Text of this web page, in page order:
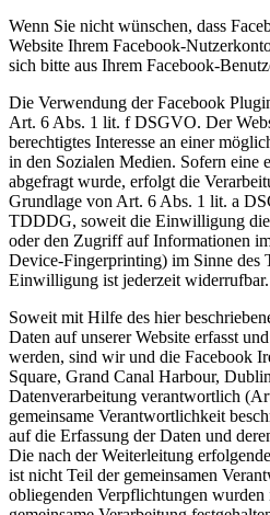
Wenn Sie nicht wünschen, dass
Website Ihrem Facebook-
sich bitte aus Ihrem Facebook-
Die Verwendung der Facebook
Art. 6 Abs. 1 lit. f DSGVO. Der
berechtigtes Interesse an einer
in den Sozialen Medien. Sofern eine
abgefragt wurde, erfolgt die
Grundlage von Art. 6 Abs. 1 lit. a
TDDDG, soweit die Einwilligung
oder den Zugriff auf Informationen
Device-Fingerprinting) im Sinne
Einwilligung ist jederzeit widerrufbar.
Soweit mit Hilfe des hier
Daten auf unserer Website erfasst
werden, sind wir und die Facebook
Square, Grand Canal Harbour,
Datenverarbeitung verantwortlich
gemeinsame Verantwortlichkeit
auf die Erfassung der Daten und
Die nach der Weiterleitung
ist nicht Teil der gemeinsamen
obliegenden Verpflichtungen